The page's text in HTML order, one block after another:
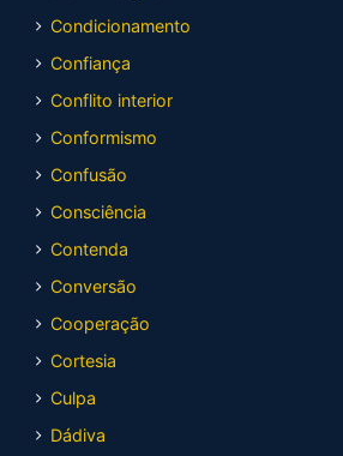
Condicionamento
Confiança
Conflito interior
Conformismo
Confusão
Consciência
Contenda
Conversão
Cooperação
Cortesia
Culpa
Dádiva